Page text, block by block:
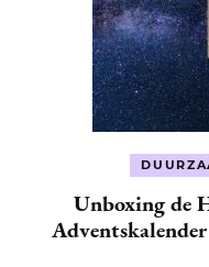
Unboxing de